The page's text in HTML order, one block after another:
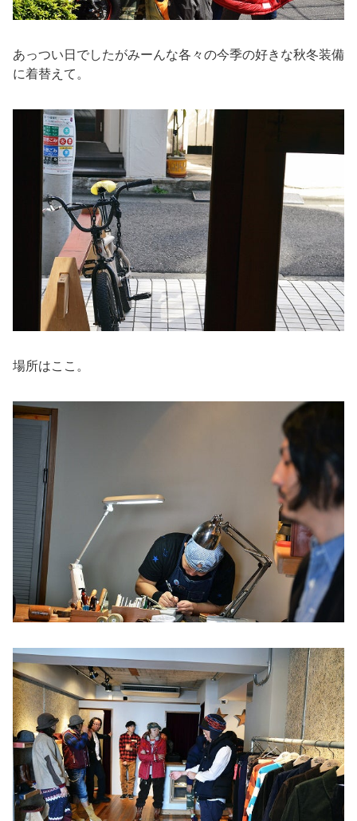
あっつい日でしたがみーんな各々の今季の好きな秋冬装備
に着替えて。
場所はここ。